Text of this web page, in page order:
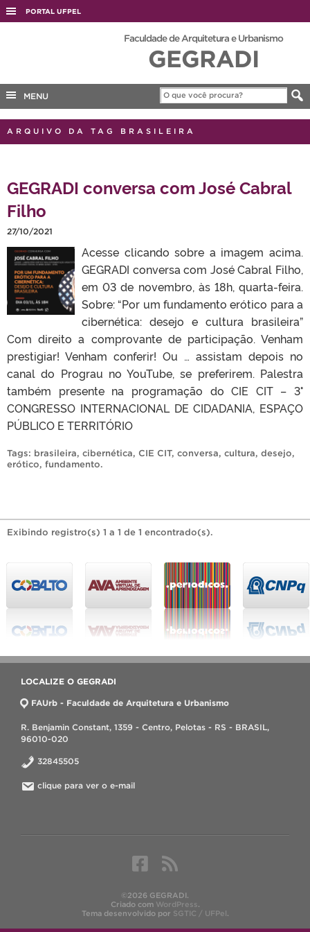
PORTAL UFPEL
EDITAIS
Faculdade de Arquitetura e Urbanismo
GEGRADI
MENU
ARQUIVO DA TAG BRASILEIRA
GEGRADI conversa com José Cabral
Filho
27/10/2021
Acesse clicando sobre a imagem acima.
GEGRADI conversa com José Cabral Filho,
em 03 de novembro, às 18h, quarta-feira.
Sobre: “Por um fundamento erótico para a
cibernética: desejo e cultura brasileira”
Com direito a comprovante de participação. Venham
prestigiar! Venham conferir! Ou … assistam depois no
canal do Prograu no YouTube, se preferirem. Palestra
também presente na programação do CIE CIT – 3°
CONGRESSO INTERNACIONAL DE CIDADANIA, ESPAÇO
PÚBLICO E TERRITÓRIO
Tags: brasileira, cibernética, CIE CIT, conversa, cultura, desejo,
erótico, fundamento.
Exibindo registro(s) 1 a 1 de 1 encontrado(s).
LOCALIZE O GEGRADI
FAUrb - Faculdade de Arquitetura e Urbanismo
R. Benjamin Constant, 1359 - Centro, Pelotas - RS - BRASIL,
96010-020
32845505
clique para ver o e-mail
©2026 GEGRADI.
Criado com WordPress.
Tema desenvolvido por SGTIC / UFPel.